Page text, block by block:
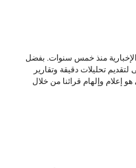
منذ خمس سنوات. بفضل
تحليلات دقيقة وتقارير
إعلام وإلهام قرائنا من خلال